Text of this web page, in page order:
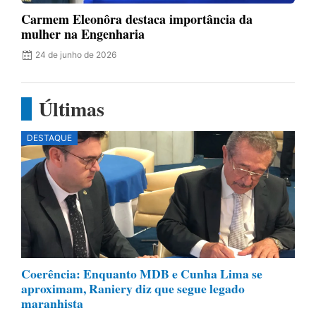
Carmem Eleonôra destaca importância da
mulher na Engenharia
24 de junho de 2026
Últimas
DESTAQUE
Coerência: Enquanto MDB e Cunha Lima se
aproximam, Raniery diz que segue legado
maranhista